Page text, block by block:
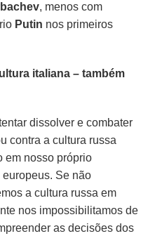
, menos com
Putin nos primeiros
italiana – também
dissolver e combater
contra a cultura russa
em nosso próprio
Se não
a cultura russa em
nos impossibilitamos de
as decisões dos